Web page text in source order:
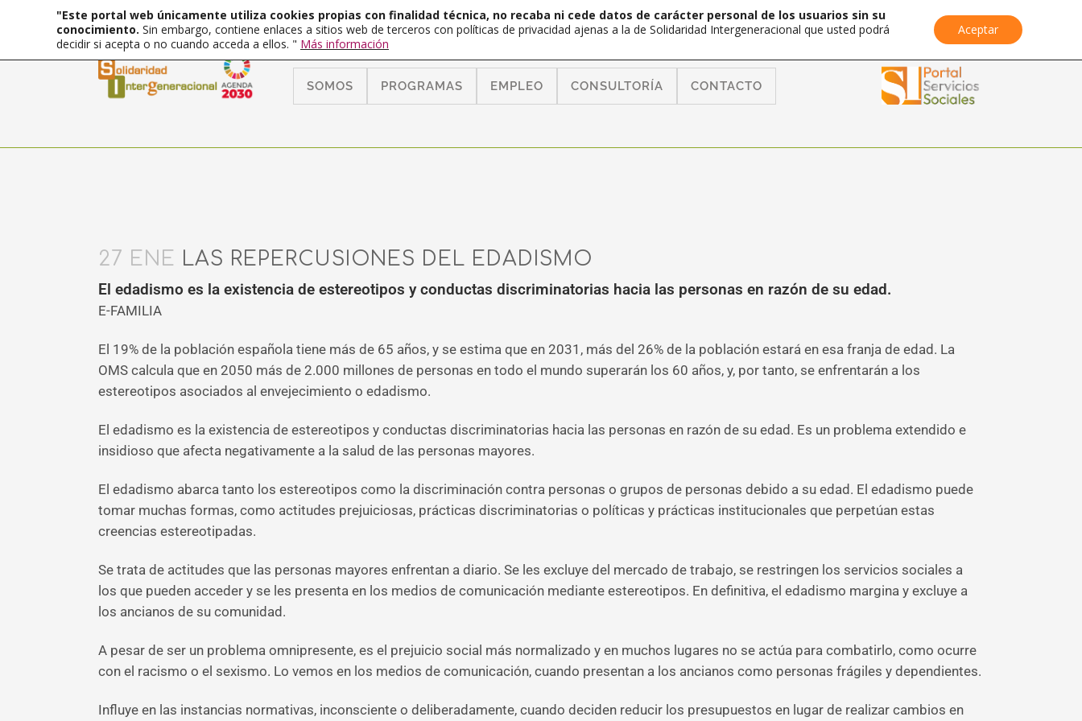
SOMOS PROGRAMAS EMPLEO CONSULTORÍA CONTACTO
27 ENE LAS REPERCUSIONES DEL EDADISMO
El edadismo es la existencia de estereotipos y conductas discriminatorias hacia las personas en razón de su edad.
E-FAMILIA
El 19% de la población española tiene más de 65 años, y se estima que en 2031, más del 26% de la población estará en esa franja de edad. La
OMS calcula que en 2050 más de 2.000 millones de personas en todo el mundo superarán los 60 años, y, por tanto, se enfrentarán a los
estereotipos asociados al envejecimiento o edadismo.
El edadismo es la existencia de estereotipos y conductas discriminatorias hacia las personas en razón de su edad. Es un problema extendido e
insidioso que afecta negativamente a la salud de las personas mayores.
El edadismo abarca tanto los estereotipos como la discriminación contra personas o grupos de personas debido a su edad. El edadismo puede
tomar muchas formas, como actitudes prejuiciosas, prácticas discriminatorias o políticas y prácticas institucionales que perpetúan estas
creencias estereotipadas.
Se trata de actitudes que las personas mayores enfrentan a diario. Se les excluye del mercado de trabajo, se restringen los servicios sociales a
los que pueden acceder y se les presenta en los medios de comunicación mediante estereotipos. En definitiva, el edadismo margina y excluye a
los ancianos de su comunidad.
A pesar de ser un problema omnipresente, es el prejuicio social más normalizado y en muchos lugares no se actúa para combatirlo, como ocurre
con el racismo o el sexismo. Lo vemos en los medios de comunicación, cuando presentan a los ancianos como personas frágiles y dependientes.
Influye en las instancias normativas, inconsciente o deliberadamente, cuando deciden reducir los presupuestos en lugar de realizar cambios en
"Este portal web únicamente utiliza cookies propias con finalidad técnica, no recaba ni cede datos de carácter personal de los usuarios sin su
conocimiento. Sin embargo, contiene enlaces a sitios web de terceros con políticas de privacidad ajenas a la de Solidaridad Intergeneracional que usted podrá
decidir si acepta o no cuando acceda a ellos. " Más información
Aceptar